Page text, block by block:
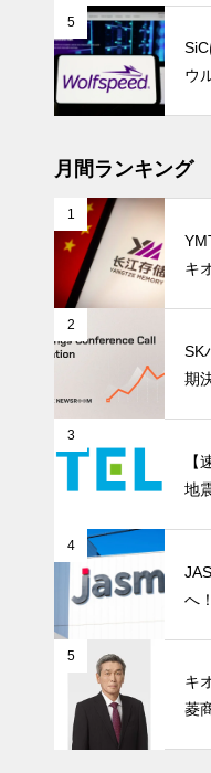
5
ウ
月間ランキング
1
キ
2
SK
期
3
【
地
4
へ
5
キ
菱